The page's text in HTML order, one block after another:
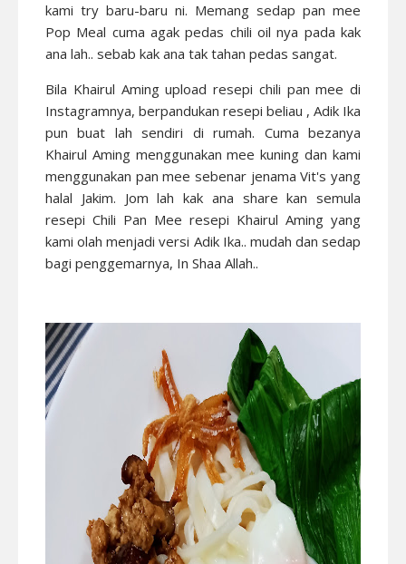
kami try baru-baru ni. Memang sedap pan mee
Pop Meal cuma agak pedas chili oil nya pada kak
ana lah.. sebab kak ana tak tahan pedas sangat.
Bila Khairul Aming upload resepi chili pan mee di
Instagramnya, berpandukan resepi beliau , Adik Ika
pun buat lah sendiri di rumah. Cuma bezanya
Khairul Aming menggunakan mee kuning dan kami
menggunakan pan mee sebenar jenama Vit's yang
halal Jakim. Jom lah kak ana share kan semula
resepi Chili Pan Mee resepi Khairul Aming yang
kami olah menjadi versi Adik Ika.. mudah dan sedap
bagi penggemarnya, In Shaa Allah..